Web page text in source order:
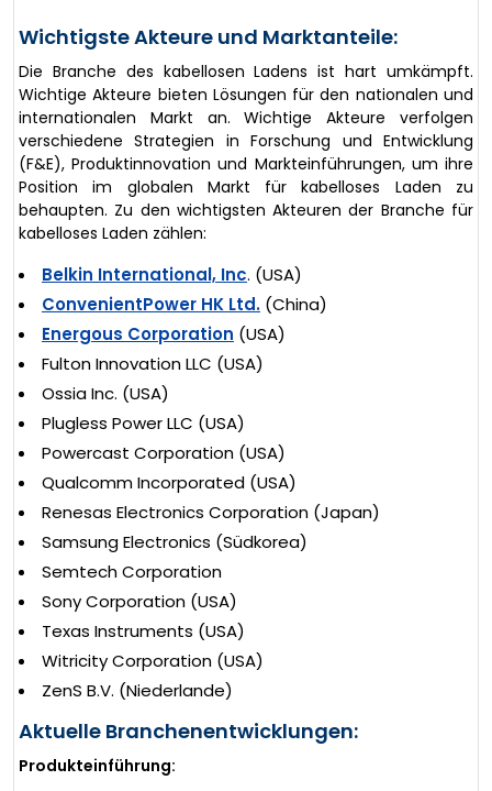
Wichtigste Akteure und Marktanteile:
Die Branche des kabellosen Ladens ist hart umkämpft.
Wichtige Akteure bieten Lösungen für den nationalen und
internationalen Markt an. Wichtige Akteure verfolgen
verschiedene Strategien in Forschung und Entwicklung
(F&E), Produktinnovation und Markteinführungen, um ihre
Position im globalen Markt für kabelloses Laden zu
behaupten. Zu den wichtigsten Akteuren der Branche für
kabelloses Laden zählen:
Belkin International, Inc. (USA)
ConvenientPower HK Ltd. (China)
Energous Corporation (USA)
Fulton Innovation LLC (USA)
Ossia Inc. (USA)
Plugless Power LLC (USA)
Powercast Corporation (USA)
Qualcomm Incorporated (USA)
Renesas Electronics Corporation (Japan)
Samsung Electronics (Südkorea)
Semtech Corporation
Sony Corporation (USA)
Texas Instruments (USA)
Witricity Corporation (USA)
ZenS B.V. (Niederlande)
Aktuelle Branchenentwicklungen:
Produkteinführung: